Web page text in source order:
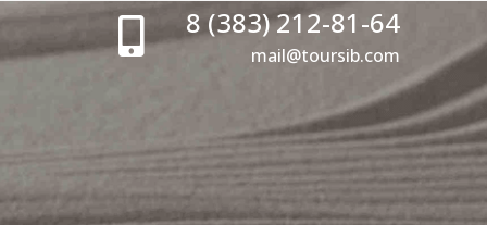
8 (383) 212-81-64
mail@toursib.com